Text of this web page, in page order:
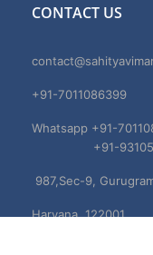
CONTACT US
+91-7011086399
Whatsapp +91-
+91-
987,Sec-9,
Haryana, 122001